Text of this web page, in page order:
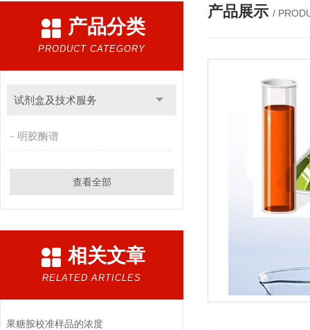
产品分类
PRODUCT CATEGORY
试剂盒及技术服务
明胶酶谱
查看全部
相关文章
RELATED ARTICLES
果糖胺校准样品的浓度
产品展示 /